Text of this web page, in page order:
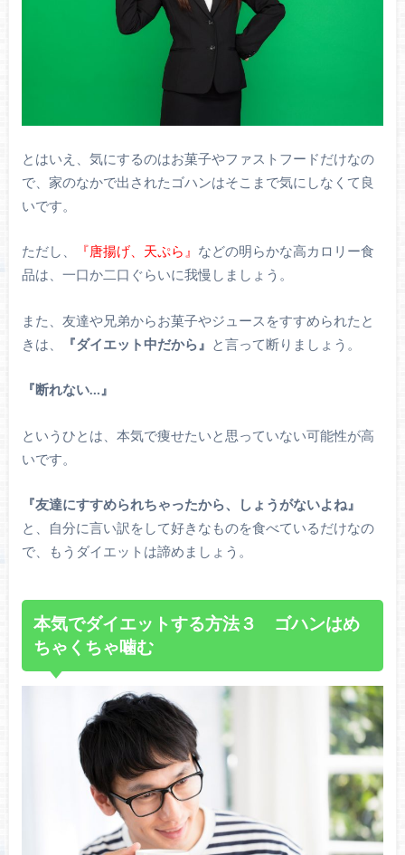
とはいえ、気にするのはお菓子やファストフードだけなの
で、家のなかで出されたゴハンはそこまで気にしなくて良
いです。
ただし、 『唐揚げ、天ぷら』 などの明らかな高カロリー食
品は、一口か二口ぐらいに我慢しましょう。
また、友達や兄弟からお菓子やジュースをすすめられたと
きは、
『ダイエット中だから』 と言って断りましょう。
『断れない…』
というひとは、本気で痩せたいと思っていない可能性が高
いです。
『友達にすすめられちゃったから、しょうがないよね』
と、自分に言い訳をして好きなものを食べているだけなの
で、もうダイエットは諦めましょう。
本気でダイエットする方法３ ゴハンはめ
ちゃくちゃ噛む